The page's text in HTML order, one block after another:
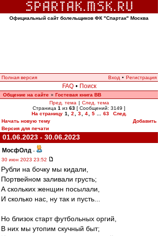
Официальный сайт болельщиков ФК "Спартак" Москва
Полная версия Вход • Регистрация
FAQ • Поиск
Общение на сайте » Гостевая книга ВВ
Пред. тема | След. тема
Страница 1 из 63 [ Сообщений: 3149 ]
На страницу 1 2 3 4 5 63
След.
Начать новую тему
Добавить
Версия для печати
01.06.2023 - 30.06.2023
МосфОлд -
30 июн 2023 23:52
Рубли на бочку мы кидали,
Портвейном заливали грусть;
А скольких женщин посылали,
И сколько нас, ну так и пусть...
Но близок старт футбольных оргий,
В них мы утопим скучный быт;